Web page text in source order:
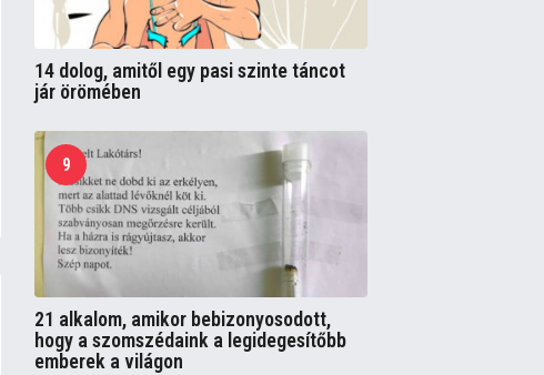
14 dolog, amitől egy pasi szinte táncot
jár örömében
9
21 alkalom, amikor bebizonyosodott,
hogy a szomszédaink a legidegesítőbb
emberek a világon